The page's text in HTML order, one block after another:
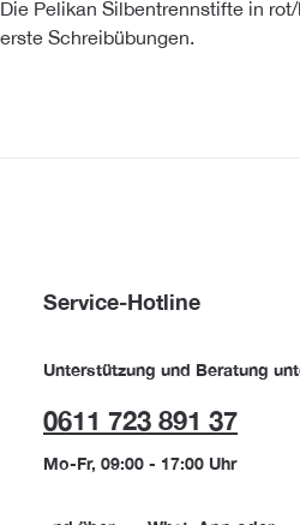
Die Pelikan Silbentrennstifte in
erste Schreibübungen.
Service-Hotline
Unterstützung und Beratung
0611 723 891 37
Mo-Fr, 09:00 - 17:00 Uhr